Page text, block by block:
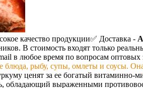
качество продукции✅ Доставка -
В стоимость входят только
в любое время по вопросам оптовых
рыбу, супы, омлеты и соусы.
ценят за ее богатый витаминно-
обладающий выраженными